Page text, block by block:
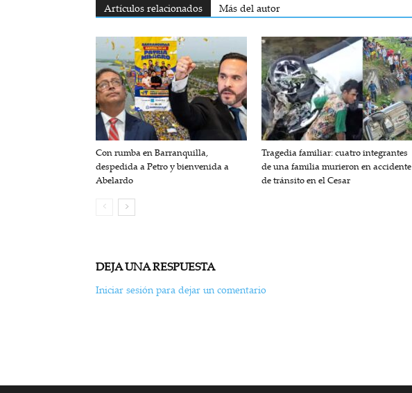
Artículos relacionados Más del autor
Con rumba en Barranquilla,
despedida a Petro y bienvenida a
Abelardo
Tragedia familiar: cuatro integrantes
de una familia murieron en accidente
de tránsito en el Cesar
DEJA UNA RESPUESTA
Iniciar sesión para dejar un comentario